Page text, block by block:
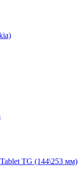
TG (144\253 мм)